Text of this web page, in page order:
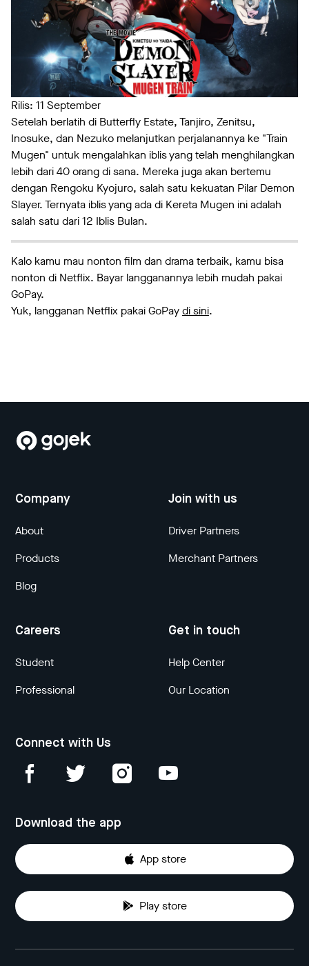
Rilis: 11 September
Setelah berlatih di Butterfly Estate, Tanjiro, Zenitsu,
Inosuke, dan Nezuko melanjutkan perjalanannya ke "Train
Mugen" untuk mengalahkan iblis yang telah menghilangkan
lebih dari 40 orang di sana. Mereka juga akan bertemu
dengan Rengoku Kyojuro, salah satu kekuatan Pilar Demon
Slayer. Ternyata iblis yang ada di Kereta Mugen ini adalah
salah satu dari 12 Iblis Bulan.
Kalo kamu mau nonton film dan drama terbaik, kamu bisa
nonton di Netflix. Bayar langganannya lebih mudah pakai
GoPay.
Yuk, langganan Netflix pakai GoPaydi sini.
Company
About
Products
Blog
Join with us
Driver Partners
Merchant Partners
Careers
Student
Professional
Get in touch
Help Center
Our Location
Connect with Us
Download the app
App store
Play store